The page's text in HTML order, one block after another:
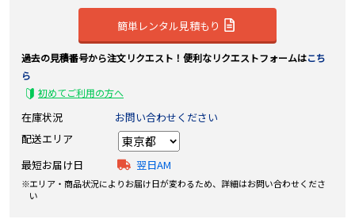
簡単レンタル見積もり
過去の見積番号から注文リクエスト！便利なリクエストフォームはこち
ら
初めてご利用の方へ
在庫状況
お問い合わせください
配送エリア
最短お届け日
翌日AM
エリア・商品状況によりお届け日が変わるため、詳細はお問い合わせくださ
い